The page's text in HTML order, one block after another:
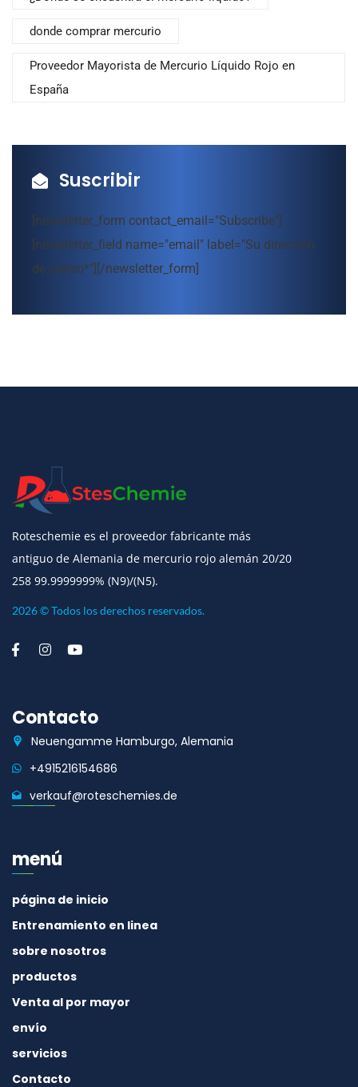
donde comprar mercurio
Proveedor Mayorista de Mercurio Líquido Rojo en
España
Suscribir
[newsletter_form contact_email="Subscribe"]
[newsletter_field name="email" label="Su dirección
de correo*"][/newsletter_form]
Roteschemie es el proveedor fabricante más
antiguo de Alemania de mercurio rojo alemán 20/20
258 99.9999999% (N9)/(N5).
2026 © Todos los derechos reservados.
Contacto
Neuengamme Hamburgo, Alemania
+4915216154686
verkauf@roteschemies.de
menú
página de inicio
Entrenamiento en linea
sobre nosotros
productos
Venta al por mayor
envío
servicios
Contacto